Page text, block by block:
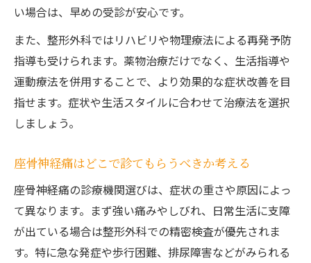
い場合は、早めの受診が安心です。
また、整形外科ではリハビリや物理療法による再発予防
指導も受けられます。薬物治療だけでなく、生活指導や
運動療法を併用することで、より効果的な症状改善を目
指せます。症状や生活スタイルに合わせて治療法を選択
しましょう。
座骨神経痛はどこで診てもらうべきか考える
座骨神経痛の診療機関選びは、症状の重さや原因によっ
て異なります。まず強い痛みやしびれ、日常生活に支障
が出ている場合は整形外科での精密検査が優先されま
す。特に急な発症や歩行困難、排尿障害などがみられる